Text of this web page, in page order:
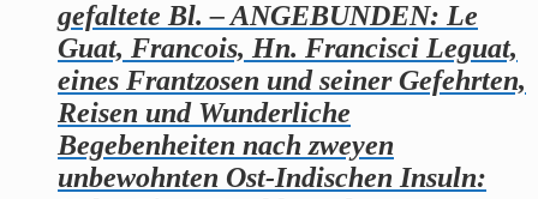
gefaltete Bl. – ANGEBUNDEN: Le
Guat, Francois, Hn. Francisci Leguat,
eines Frantzosen und seiner Gefehrten,
Reisen und Wunderliche
Begebenheiten nach zweyen
unbewohnten Ost-Indischen Insuln: